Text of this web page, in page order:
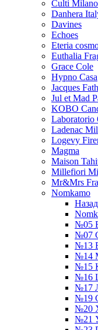
Culti Milano
Danhera
Davines
Echoes
Eteria
Euthalia
Grace Cole
Hypno Casa
Jacques
Jul et Mad
KOBO
Laboratorio
Ladenac
Logevy
Magma
Maison
Millefiori
Mr&Mrs
Nomkamo
Назад
№05
№07
№13
№14
№15
№16
№17
№19
№20
№21